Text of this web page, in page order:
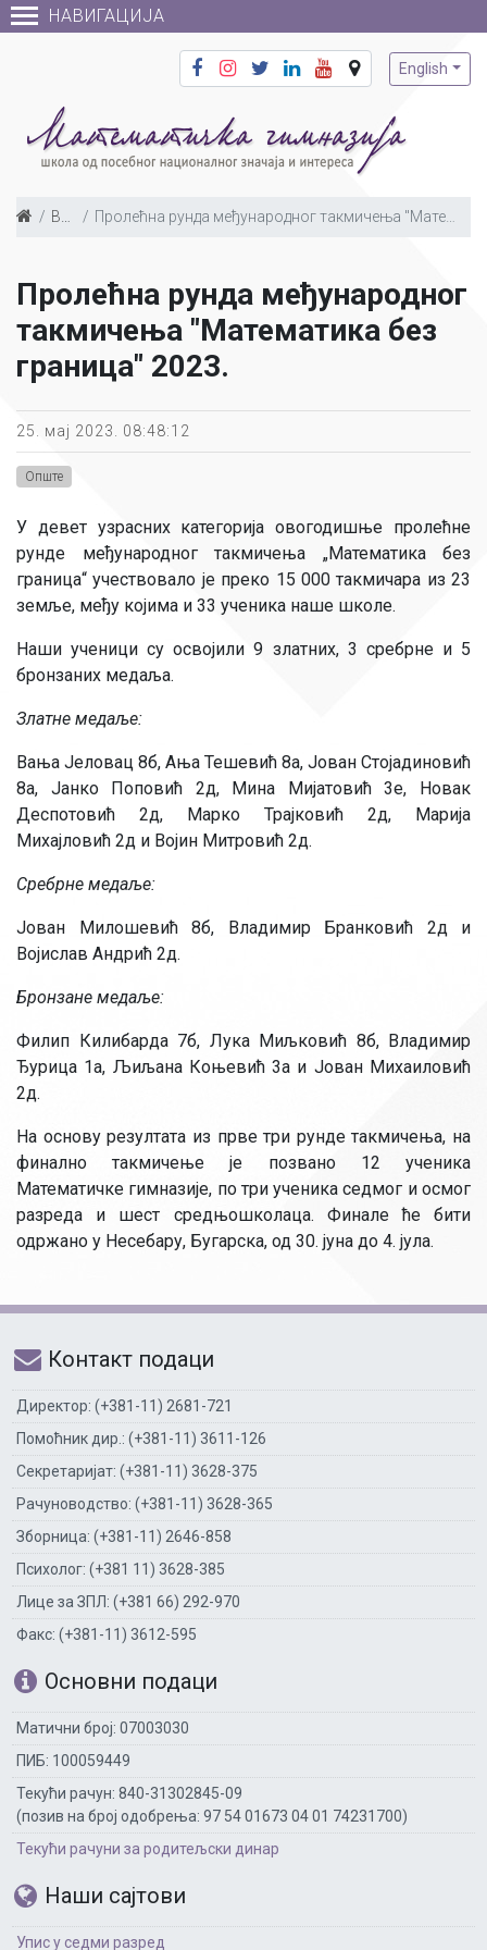
НАВИГАЦИЈА
English
Вести Пролећна рунда међународног такмичења "Математика без граница" 2023.
Пролећна рунда међународног
такмичења "Математика без
граница" 2023.
25. мај 2023. 08:48:12
Опште
У девет узрасних категорија овогодишње пролећне
рунде међународног такмичења „Математика без
граница“ учествовало је преко 15 000 такмичара из 23
земље, међу којима и 33 ученика наше школе.
Наши ученици су освојили 9 златних, 3 сребрне и 5
бронзаних медаља.
Златне медаље:
Вања Јеловац 8б, Ања Тешевић 8а, Јован Стојадиновић
8а, Јанко Поповић 2д, Мина Мијатовић 3е, Новак
Деспотовић 2д, Марко Трајковић 2д, Марија
Михајловић 2д и Војин Митровић 2д.
Сребрне медаље:
Јован Милошевић 8б, Владимир Бранковић 2д и
Војислав Андрић 2д.
Бронзане медаље:
Филип Килибарда 7б, Лука Миљковић 8б, Владимир
Ђурица 1а, Љиљана Коњевић 3а и Јован Михаиловић
2д.
На основу резултата из прве три рунде такмичења, на
финално такмичење је позвано 12 ученика
Математичке гимназије, по три ученика седмог и осмог
разреда и шест средњошколаца. Финале ће бити
одржано у Несебару, Бугарска, од 30. јуна до 4. јула.
Контакт подаци
Директор: (+381-11) 2681-721
Помоћник дир.: (+381-11) 3611-126
Секретаријат: (+381-11) 3628-375
Рачуноводство: (+381-11) 3628-365
Зборница: (+381-11) 2646-858
Психолог: (+381 11) 3628-385
Лице за ЗПЛ: (+381 66) 292-970
Факс: (+381-11) 3612-595
Основни подаци
Матични број: 07003030
ПИБ: 100059449
Текући рачун: 840-31302845-09
(позив на број одобрења: 97 54 01673 04 01 74231700)
Текући рачуни за родитељски динар
Наши сајтови
Упис у седми разред